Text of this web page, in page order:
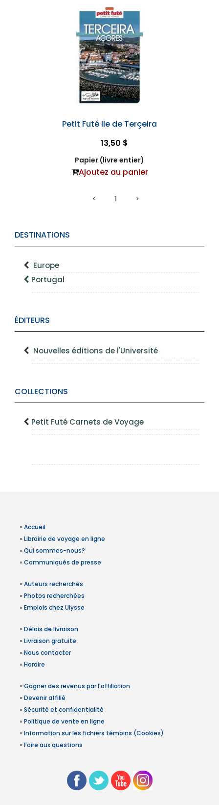
DESTINATIONS
Europe
Portugal
ÉDITEURS
Nouvelles éditions de l'Université
COLLECTIONS
Petit Futé Carnets de Voyage
Petit Futé Ile de Terçeira
13,50 $
Papier (livre entier)
Ajoutez au panier
1
» Accueil
» Librairie de voyage en ligne
» Qui sommes-nous?
» Communiqués de presse
» Auteurs recherchés
» Photos recherchées
» Emplois chez Ulysse
» Délais de livraison
» Livraison gratuite
» Nous contacter
» Horaire
» Gagner des revenus par l'affiliation
» Devenir affilié
» Sécurité et confidentialité
» Politique de vente en ligne
» Information sur les fichiers témoins (Cookies)
» Foire aux questions